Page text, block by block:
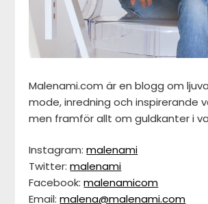
Malenami.com är en blogg om
mode, inredning och inspirerande
men framför allt om guldkanter i
Instagram:malenami
Twitter:malenami
Facebook:malenamicom
Email:malena@malenami.com